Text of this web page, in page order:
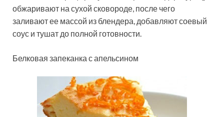
обжаривают на сухой сковороде, после чего
заливают ее массой из блендера, добавляют соевый
соус и тушат до полной готовности.
Белковая запеканка с апельсином